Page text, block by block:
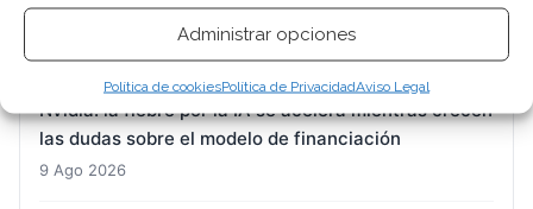
Administrar opciones
Política de cookiesPolítica de PrivacidadAviso Legal
mientras la acción recupera el terreno perdido
Nvidia: la fiebre por la IA se acelera mientras crecen
las dudas sobre el modelo de financiación
9 Ago 2026